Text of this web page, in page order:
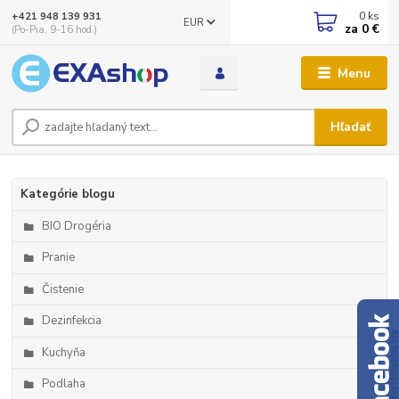
Menu
EUR
Hľadať
+421 948 139 931
(Po-Pia, 9-16 hod.)
0 ks
za 0 €
Kategórie blogu
BIO Drogéria
Pranie
Čistenie
Dezinfekcia
Kuchyňa
Podlaha